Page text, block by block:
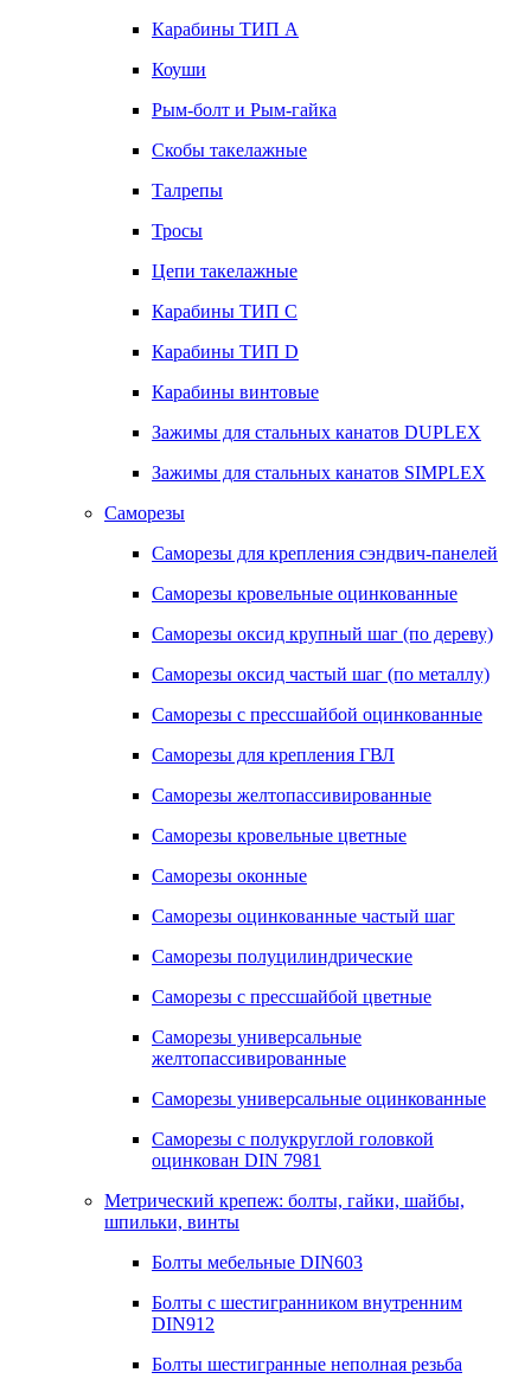
Карабины ТИП А
Коуши
Рым-болт и Рым-гайка
Скобы такелажные
Талрепы
Тросы
Цепи такелажные
Карабины ТИП C
Карабины ТИП D
Карабины винтовые
Зажимы для стальных канатов DUPLEX
Зажимы для стальных канатов SIMPLEX
Саморезы
Саморезы для крепления сэндвич-панелей
Саморезы кровельные оцинкованные
Саморезы оксид крупный шаг (по дереву)
Саморезы оксид частый шаг (по металлу)
Саморезы с прессшайбой оцинкованные
Саморезы для крепления ГВЛ
Саморезы желтопассивированные
Саморезы кровельные цветные
Саморезы оконные
Саморезы оцинкованные частый шаг
Саморезы полуцилиндрические
Саморезы с прессшайбой цветные
Саморезы универсальные
желтопассивированные
Саморезы универсальные оцинкованные
Саморезы с полукруглой головкой
оцинкован DIN 7981
Метрический крепеж: болты, гайки, шайбы,
шпильки, винты
Болты мебельные DIN603
Болты с шестигранником внутренним
DIN912
Болты шестигранные неполная резьба